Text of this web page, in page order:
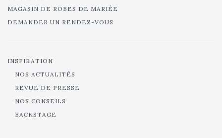
MAGASIN DE ROBES DE MARIÉE
DEMANDER UN RENDEZ-VOUS
INSPIRATION
NOS ACTUALITÉS
REVUE DE PRESSE
NOS CONSEILS
BACKSTAGE